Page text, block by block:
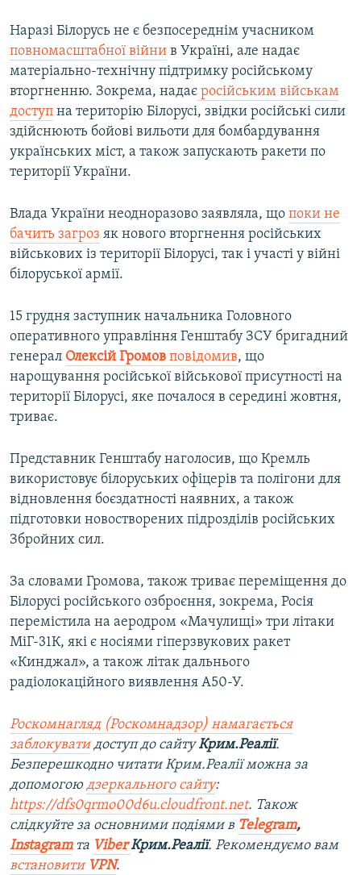
Наразі Білорусь не є безпосереднім учасником
повномасштабної війни в Україні, але надає
матеріально-технічну підтримку російському
вторгненню. Зокрема, надає російським військам
доступ на територію Білорусі, звідки російські сили
здійснюють бойові вильоти для бомбардування
українських міст, а також запускають ракети по
території України.
Влада України неодноразово заявляла, що поки не
бачить загроз як нового вторгнення російських
військових із території Білорусі, так і участі у війні
білоруської армії.
15 грудня заступник начальника Головного
оперативного управління Генштабу ЗСУ бригадний
генерал Олексій Громов повідомив, що
нарощування російської військової присутності на
території Білорусі, яке почалося в середині жовтня,
триває.
Представник Генштабу наголосив, що Кремль
використовує білоруських офіцерів та полігони для
відновлення боєздатності наявних, а також
підготовки новостворених підрозділів російських
Збройних сил.
За словами Громова, також триває переміщення до
Білорусі російського озброєння, зокрема, Росія
перемістила на аеродром «Мачулищі» три літаки
МіГ-31К, які є носіями гіперзвукових ракет
«Кинджал», а також літак дальнього
радіолокаційного виявлення А50-У.
Роскомнагляд (Роскомнадзор) намагається
заблокуватидоступ до сайтуКрим.Реалії.
Безперешкодно читати Крим.Реалії можна за
допомогою дзеркального сайту:
https://dfs0qrmo00d6u.cloudfront.net. Також
слідкуйте за основними подіями в Telegram,
Instagramта ViberКрим.Реалії. Рекомендуємо вам
встановити VPN.